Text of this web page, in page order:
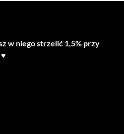
w niego strzelić 1,5% przy